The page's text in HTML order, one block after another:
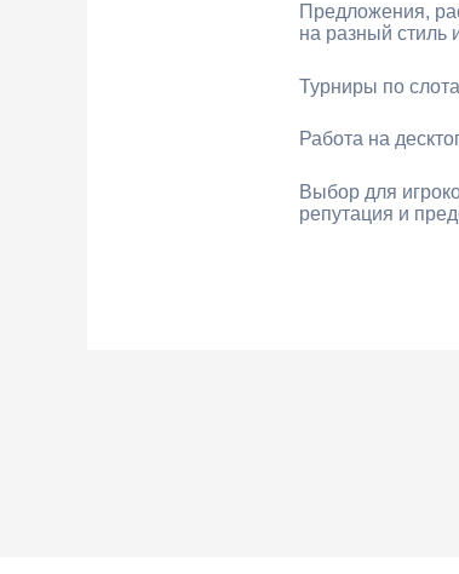
Предложения,
на разный стиль
Турниры по
Работа на
Выбор для
репутация и